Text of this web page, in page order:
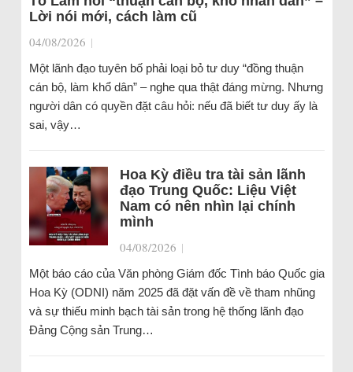
Lời nói mới, cách làm cũ
04/08/2026 |
Một lãnh đạo tuyên bố phải loại bỏ tư duy “đồng thuận
cán bộ, làm khổ dân” – nghe qua thật đáng mừng. Nhưng
người dân có quyền đặt câu hỏi: nếu đã biết tư duy ấy là
sai, vậy…
Hoa Kỳ điều tra tài sản lãnh
đạo Trung Quốc: Liệu Việt
Nam có nên nhìn lại chính
mình
04/08/2026 |
Một báo cáo của Văn phòng Giám đốc Tình báo Quốc gia
Hoa Kỳ (ODNI) năm 2025 đã đặt vấn đề về tham nhũng
và sự thiếu minh bạch tài sản trong hệ thống lãnh đạo
Đảng Cộng sản Trung…